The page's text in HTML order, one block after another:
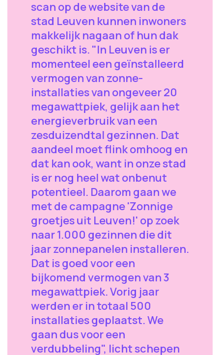
scan op de website van de
stad Leuven kunnen inwoners
makkelijk nagaan of hun dak
geschikt is. "In Leuven is er
momenteel een geïnstalleerd
vermogen van zonne-
installaties van ongeveer 20
megawattpiek, gelijk aan het
energieverbruik van een
zesduizendtal gezinnen. Dat
aandeel moet flink omhoog en
dat kan ook, want in onze stad
is er nog heel wat onbenut
potentieel. Daarom gaan we
met de campagne 'Zonnige
groetjes uit Leuven!' op zoek
naar 1.000 gezinnen die dit
jaar zonnepanelen installeren.
Dat is goed voor een
bijkomend vermogen van 3
megawattpiek. Vorig jaar
werden er in totaal 500
installaties geplaatst. We
gaan dus voor een
verdubbeling", licht schepen